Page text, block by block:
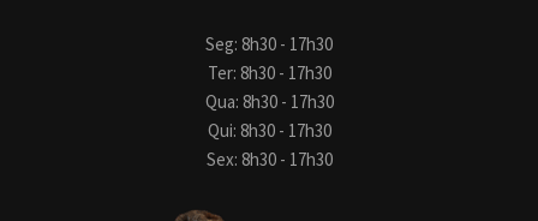
Seg: 8h30 - 17h30
Ter: 8h30 - 17h30
Qua: 8h30 - 17h30
Qui: 8h30 - 17h30
Sex: 8h30 - 17h30